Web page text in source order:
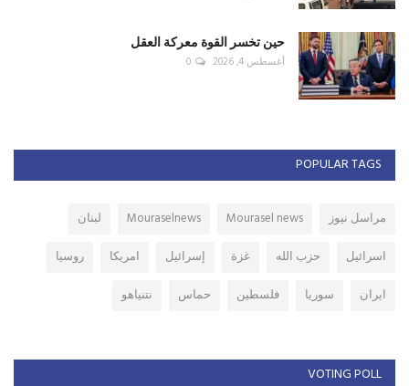
حين تخسر القوة معركة العقل
أغسطس 4, 2026 0
POPULAR TAGS
مراسل نيوز Mourasel news
Mouraselnews
لبنان
اسرائيل
حزب الله غزة إسرائيل امريكا
روسيا
ايران
سوريا فلسطين حماس نتنياهو
VOTING POLL